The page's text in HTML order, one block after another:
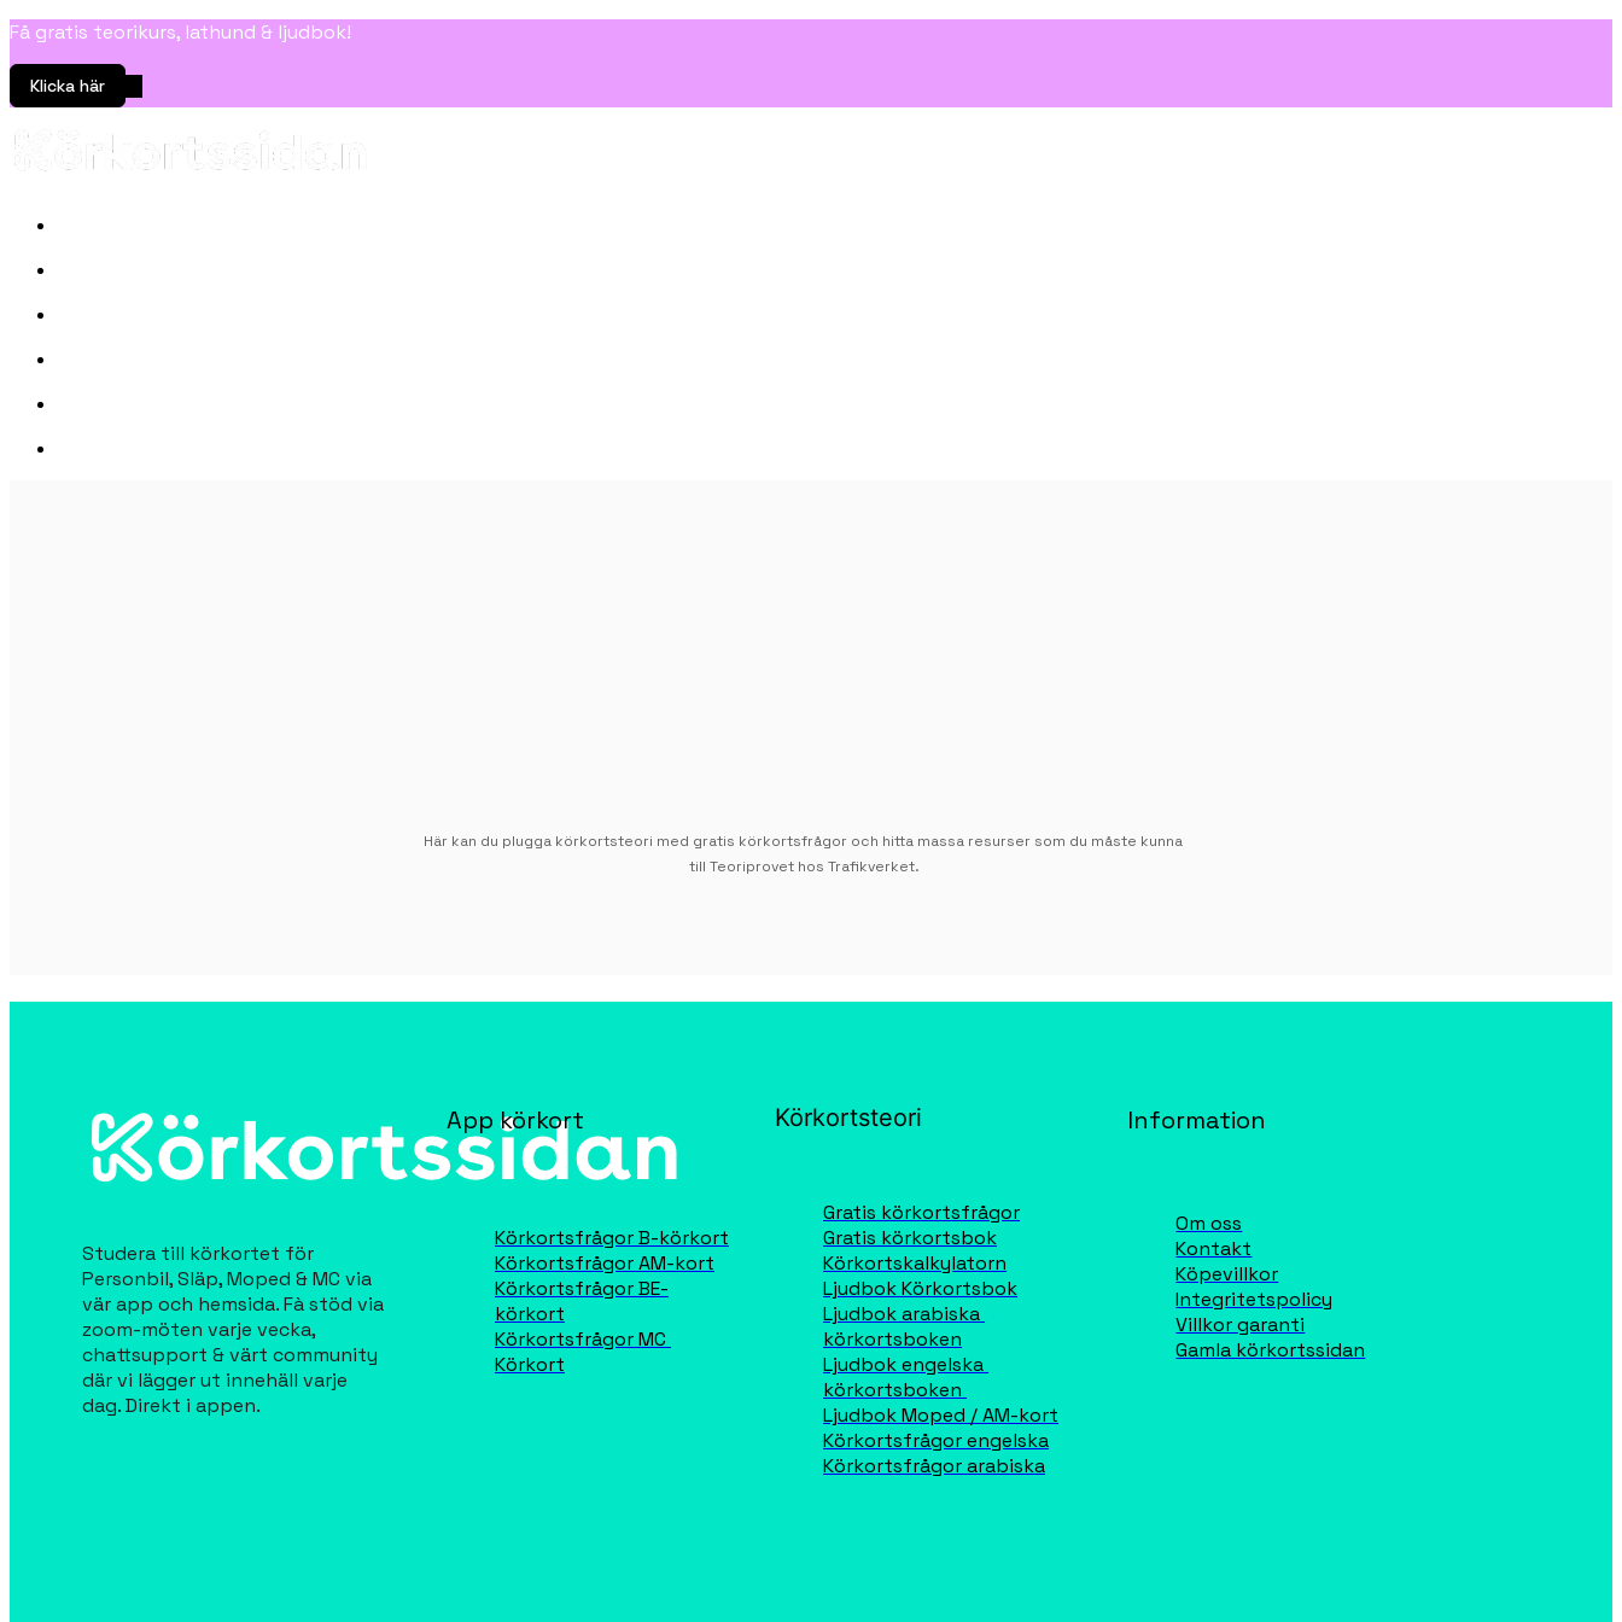
Få gratis teorikurs, lathund & ljudbok!
Klicka här
Här kan du plugga körkortsteori med gratis körkortsfrågor och hitta massa resurser som du måste kunna
till Teoriprovet hos Trafikverket.
App körkort
Körkortsfrågor B-körkort
Körkortsfrågor AM-kort
Körkortsfrågor BE-
körkort
Körkortsfrågor MC
Körkort
Information
Om oss
Kontakt
Köpevillkor
Integritetspolicy
Villkor garanti
Gamla körkortssidan
Körkortsteori
Gratis körkortsfrågor
Gratis körkortsbok
Körkortskalkylatorn
Ljudbok Körkortsbok
Ljudbok arabiska
körkortsboken
Ljudbok engelska
körkortsboken
Ljudbok Moped / AM-kort
Körkortsfrågor engelska
Körkortsfrågor arabiska
Studera till körkortet för
Personbil, Släp, Moped & MC via
vär app och hemsida. Fà stöd via
zoom-möten varje vecka,
chattsupport & värt community
där vi lägger ut innehäll varje
dag. Direkt i appen.